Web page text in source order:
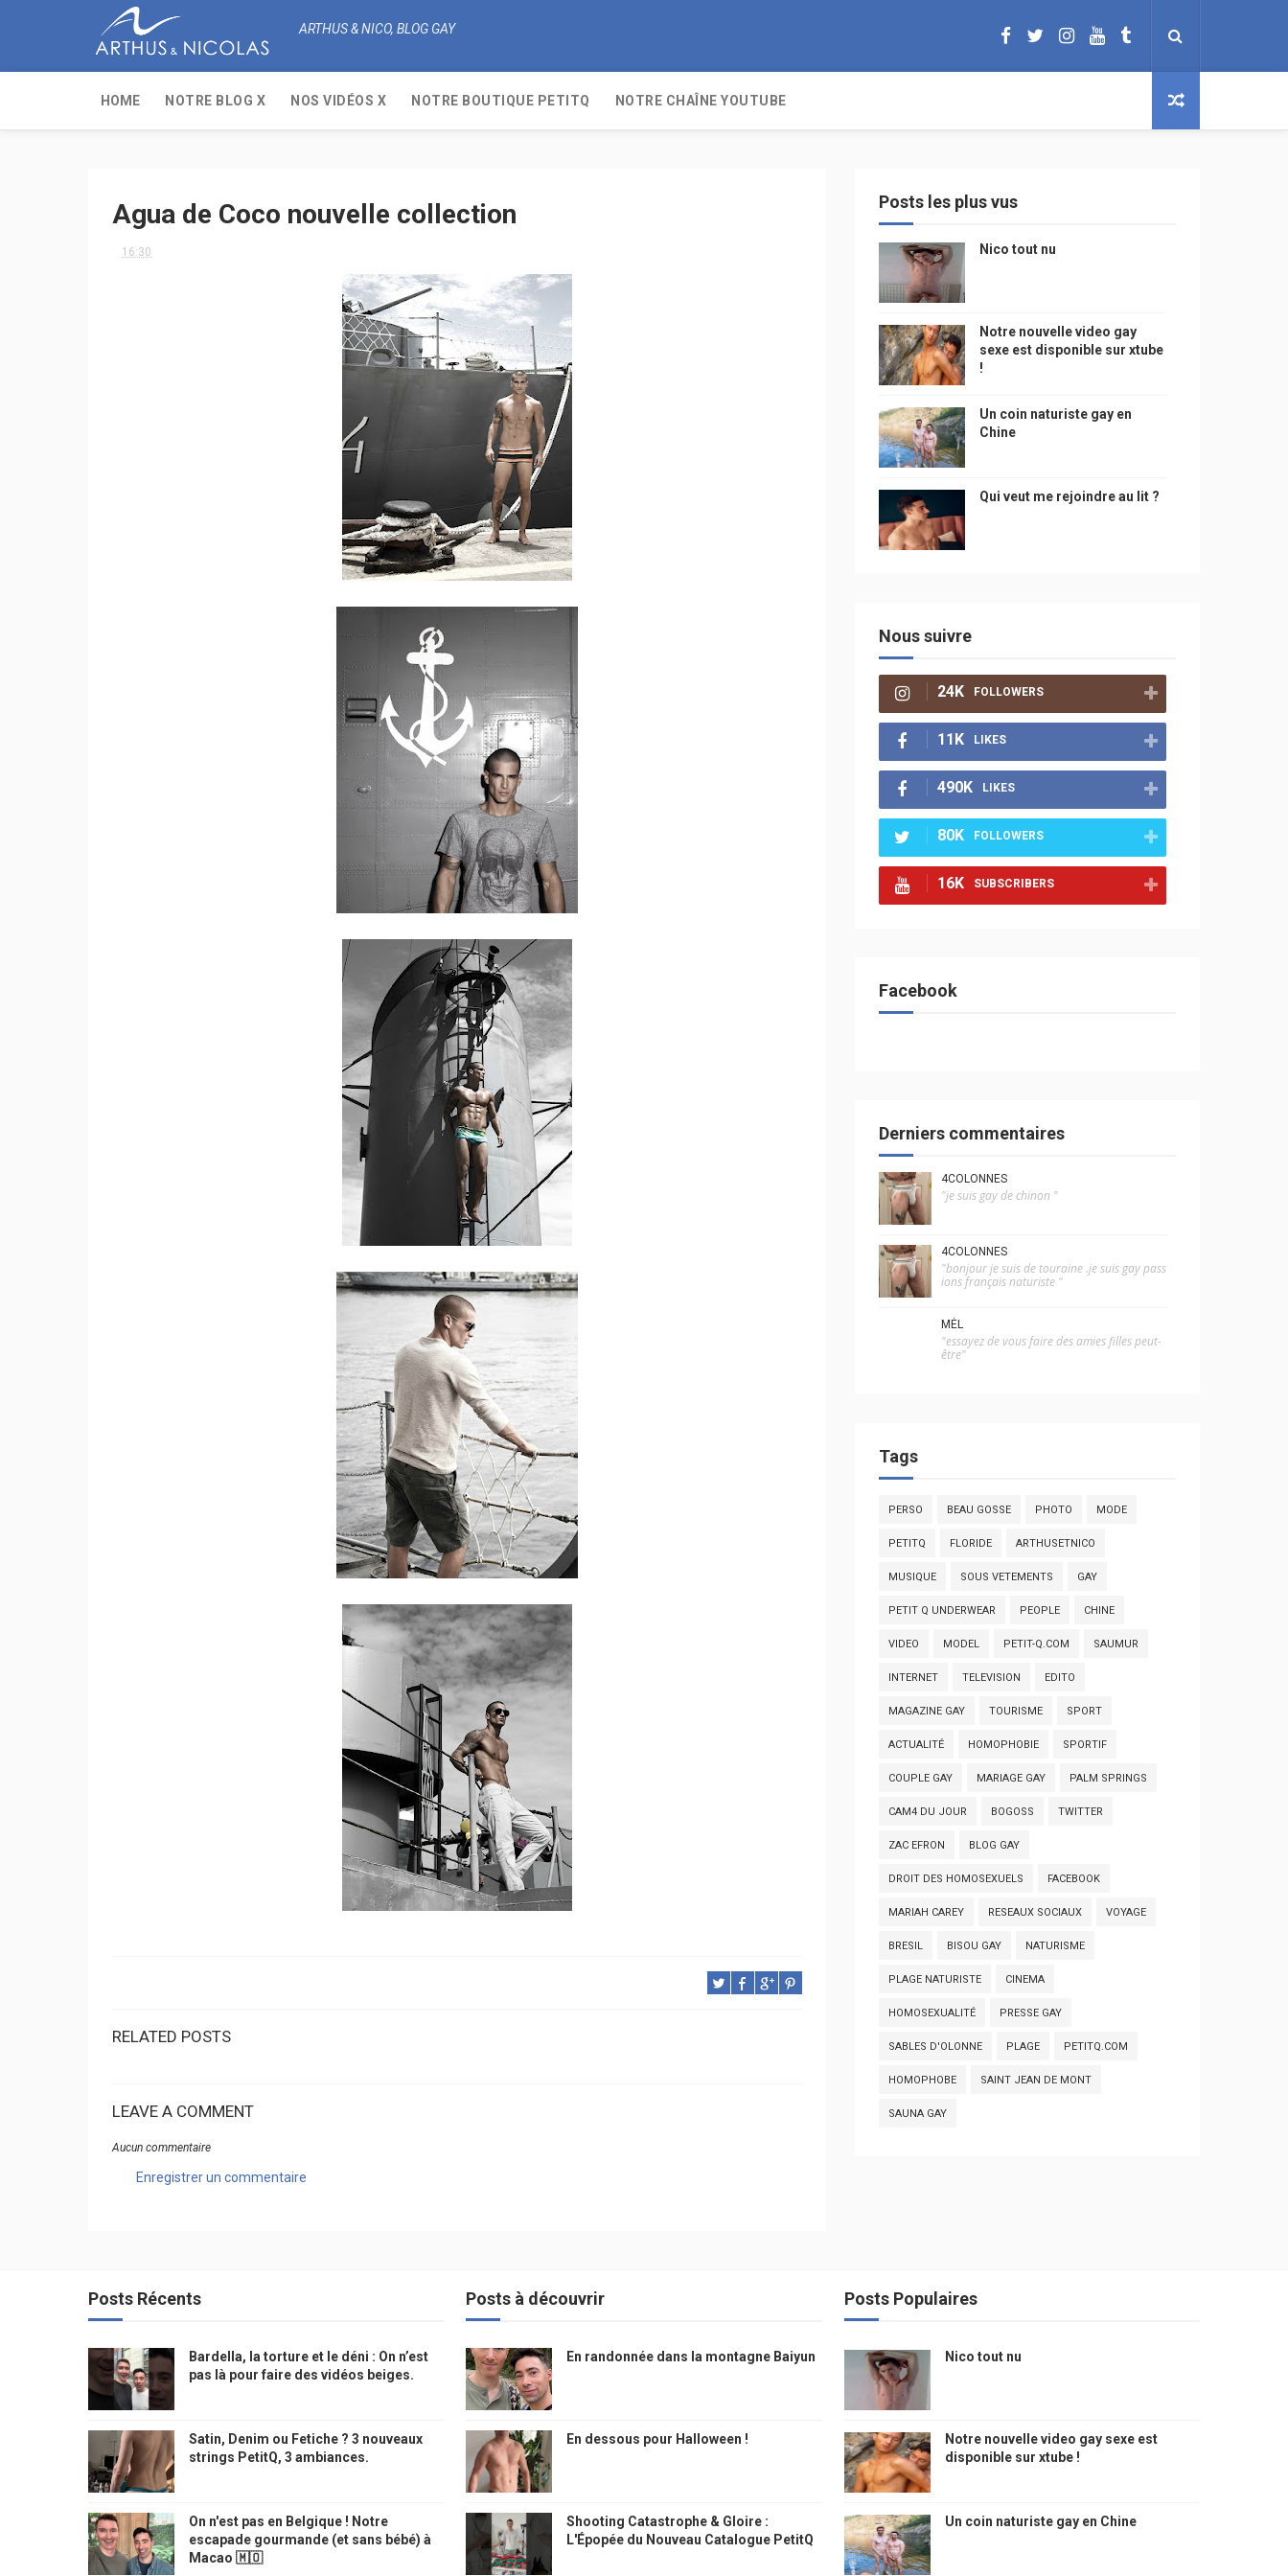
ARTHUS & NICO, BLOG GAY
HOME NOTRE BLOG X NOS VIDÉOS X NOTRE BOUTIQUE PETITQ NOTRE CHAÎNE YOUTUBE
Agua de Coco nouvelle collection
16:30
RELATED POSTS
LEAVE A COMMENT
Aucun commentaire
Enregistrer un commentaire
Posts les plus vus
Nico tout nu
Notre nouvelle video gay
sexe est disponible sur xtube
!
Un coin naturiste gay en
Chine
Qui veut me rejoindre au lit ?
Nous suivre
24K FOLLOWERS
11K LIKES
490K LIKES
80K FOLLOWERS
16K SUBSCRIBERS
Facebook
Derniers commentaires
4COLONNES
"je suis gay de chinon "
4COLONNES
"bonjour je suis de touraine .je suis gay pass
ions français naturiste "
MÉL
"essayez de vous faire des amies filles peut-
être"
Tags
PERSO BEAU GOSSE PHOTO MODE
PETITQ FLORIDE ARTHUSETNICO
MUSIQUE SOUS VETEMENTS GAY
PETIT Q UNDERWEAR PEOPLE CHINE
VIDEO MODEL PETIT-Q.COM SAUMUR
INTERNET TELEVISION EDITO
MAGAZINE GAY TOURISME SPORT
ACTUALITÉ HOMOPHOBIE SPORTIF
COUPLE GAY MARIAGE GAY PALM SPRINGS
CAM4 DU JOUR BOGOSS TWITTER
ZAC EFRON BLOG GAY
DROIT DES HOMOSEXUELS FACEBOOK
MARIAH CAREY RESEAUX SOCIAUX VOYAGE
BRESIL BISOU GAY NATURISME
PLAGE NATURISTE CINEMA
HOMOSEXUALITÉ PRESSE GAY
SABLES D'OLONNE PLAGE PETITQ.COM
HOMOPHOBE SAINT JEAN DE MONT
SAUNA GAY
Posts Récents
Bardella, la torture et le déni : On n’est
pas là pour faire des vidéos beiges.
Satin, Denim ou Fetiche ? 3 nouveaux
strings PetitQ, 3 ambiances.
On n'est pas en Belgique ! Notre
escapade gourmande (et sans bébé) à
Macao 🇲🇴
Posts à découvrir
En randonnée dans la montagne Baiyun
En dessous pour Halloween !
Shooting Catastrophe & Gloire :
L'Épopée du Nouveau Catalogue PetitQ
Posts Populaires
Nico tout nu
Notre nouvelle video gay sexe est
disponible sur xtube !
Un coin naturiste gay en Chine